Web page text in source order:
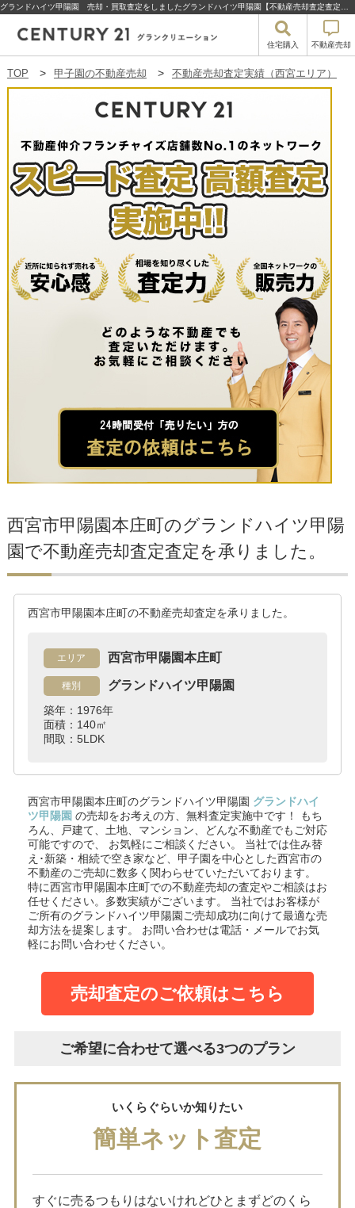
住宅購入 不動産売却
TOP 甲子園の不動産売却 不動産売却査定実績（西宮エリア）
西宮市甲陽園本庄町のグランドハイツ甲陽
園で不動産売却査定査定を承りました。
西宮市甲陽園本庄町の不動産売却査定を承りました。
エリア 西宮市甲陽園本庄町
種別 グランドハイツ甲陽園
築年：1976年
面積：140㎡
間取：5LDK
西宮市甲陽園本庄町のグランドハイツ甲陽園 グランドハイ
ツ甲陽園 の売却をお考えの方、無料査定実施中です！
もち
ろん、戸建て、土地、マンション、どんな不動産でもご対応
可能ですので、 お気軽にご相談ください。
当社では住み替
え･新築・相続で空き家など、甲子園を中心とした西宮市の
不動産のご売却に数多く関わらせていただいております。
特に西宮市甲陽園本庄町での不動産売却の査定やご相談はお
任せください。多数実績がございます。
当社ではお客様が
ご所有のグランドハイツ甲陽園ご売却成功に向けて最適な売
却方法を提案します。
お問い合わせは電話・メールでお気
軽にお問い合わせください。
売却査定のご依頼はこちら
ご希望に合わせて選べる3つのプラン
いくらぐらいか知りたい
簡単ネット査定
すぐに売るつもりはないけれどひとまずどのくら